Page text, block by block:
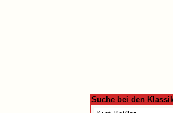
Suche bei den